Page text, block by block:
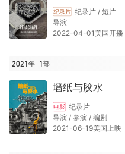
纪录片 纪录片 / 短片
导演
2022-04-01美国开播
2021年 1部
墙纸与胶水
电影 纪录片
导演 / 参演 / 编剧
2021-06-19美国上映